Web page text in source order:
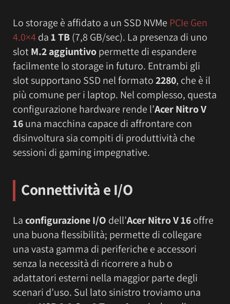
Lo storage è affidato a un SSD NVMe PCIe Gen
4.0×4da1 TB(7,8 GB/sec). La presenza di uno
slotM.2 aggiuntivopermette di espandere
facilmente lo storage in futuro. Entrambi gli
slot supportano SSD nel formato2280, che è il
più comune per i laptop. Nel complesso, questa
configurazione hardware rende l’Acer Nitro V
16una macchina capace di affrontare con
disinvoltura sia compiti di produttività che
sessioni di gaming impegnative.
Connettività e I/O
Laconfigurazione I/O dell’Acer Nitro V 16offre
una buona flessibilità; permette di collegare
una vasta gamma di periferiche e accessori
senza la necessità di ricorrere a hub o
adattatori esterni nella maggior parte degli
scenari d’uso. Sul lato sinistro troviamo una